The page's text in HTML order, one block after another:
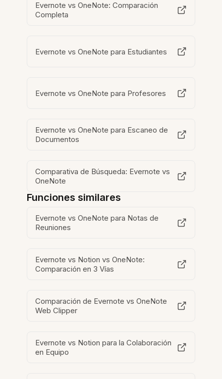
Evernote vs OneNote: Comparación
Completa
Evernote vs OneNote para Estudiantes
Evernote vs OneNote para Profesores
Evernote vs OneNote para Escaneo de
Documentos
Comparativa de Búsqueda: Evernote vs
OneNote
Funciones similares
Evernote vs OneNote para Notas de
Reuniones
Evernote vs Notion vs OneNote:
Comparación en 3 Vías
Comparación de Evernote vs OneNote
Web Clipper
Evernote vs Notion para la Colaboración
en Equipo